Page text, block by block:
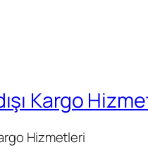
Kargo
Hizmetleri